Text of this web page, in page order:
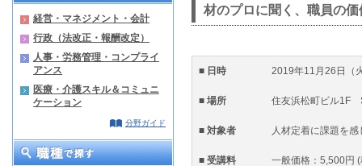
経営・マネジメント・会計
行政（法改正・報酬改定）
人事・労務管理・コンプライ
アンス
医療・介護スキル＆コミュニ
ケーション
分野ガイド
材のプロに聞く、職員の
■ 日時 2019年11月26日（
■ 場所 住友浜松町ビル1F
■ 対象者 人材定着に課題を感
■ 受講料 一般価格：5,500